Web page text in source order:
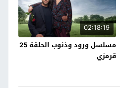
02:18:19
مسلسل ورود وذنوب الحلقة 25
قرمزي